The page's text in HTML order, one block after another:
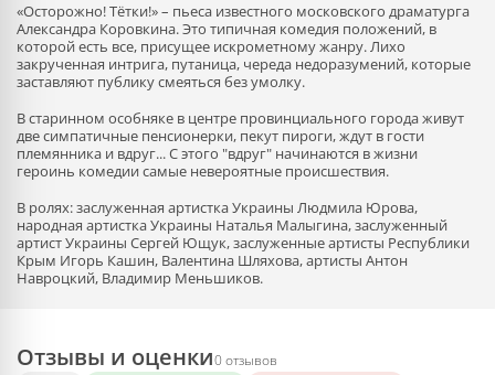
«Осторожно! Тётки!» – пьеса известного московского драматурга
Александра Коровкина. Это типичная комедия положений, в
которой есть все, присущее искрометному жанру. Лихо
закрученная интрига, путаница, череда недоразумений, которые
заставляют публику смеяться без умолку.
В старинном особняке в центре провинциального города живут
две симпатичные пенсионерки, пекут пироги, ждут в гости
племянника и вдруг... С этого "вдруг" начинаются в жизни
героинь комедии самые невероятные происшествия.
В ролях: заслуженная артистка Украины Людмила Юрова,
народная артистка Украины Наталья Малыгина, заслуженный
артист Украины Сергей Ющук, заслуженные артисты Республики
Крым Игорь Кашин, Валентина Шляхова, артисты Антон
Навроцкий, Владимир Меньшиков.
Отзывы и оценки0 отзывов